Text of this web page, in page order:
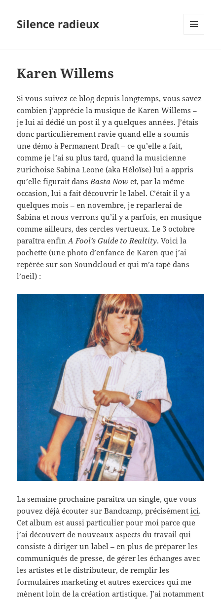
Silence radieux
Karen Willems
Si vous suivez ce blog depuis longtemps, vous savez
combien j’apprécie la musique de Karen Willems –
je lui ai dédié un post il y a quelques années. J’étais
donc particulièrement ravie quand elle a soumis
une démo à Permanent Draft – ce qu’elle a fait,
comme je l’ai su plus tard, quand la musicienne
zurichoise Sabina Leone (aka Héloïse) lui a appris
qu’elle figurait dansBasta Now et, par la même
occasion, lui a fait découvrir le label. C’était il y a
quelques mois – en novembre, je reparlerai de
Sabina et nous verrons qu’il y a parfois, en musique
comme ailleurs, des cercles vertueux. Le 3 octobre
paraîtra enfinA Fool’s Guide to Realtity. Voici la
pochette (une photo d’enfance de Karen que j’ai
repérée sur son Soundcloud et qui m’a tapé dans
l’oeil) :
La semaine prochaine paraîtra un single, que vous
pouvez déjà écouter sur Bandcamp, précisémentici.
Cet album est aussi particulier pour moi parce que
j’ai découvert de nouveaux aspects du travail qui
consiste à diriger un label – en plus de préparer les
communiqués de presse, de gérer les échanges avec
les artistes et le distributeur, de remplir les
formulaires marketing et autres exercices qui me
mènent loin de la création artistique. J’ai notamment